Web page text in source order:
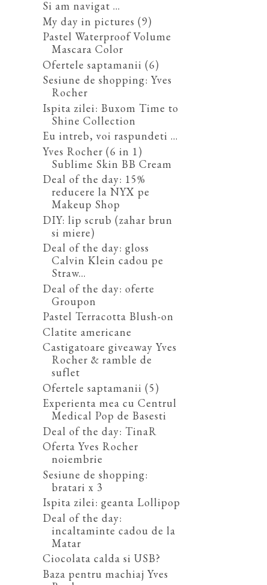
Si am navigat ...
My day in pictures (9)
Pastel Waterproof Volume
Mascara Color
Ofertele saptamanii (6)
Sesiune de shopping: Yves
Rocher
Ispita zilei: Buxom Time to
Shine Collection
Eu intreb, voi raspundeti ...
Yves Rocher (6 in 1)
Sublime Skin BB Cream
Deal of the day: 15%
reducere la NYX pe
Makeup Shop
DIY: lip scrub (zahar brun
si miere)
Deal of the day: gloss
Calvin Klein cadou pe
Straw...
Deal of the day: oferte
Groupon
Pastel Terracotta Blush-on
Clatite americane
Castigatoare giveaway Yves
Rocher & ramble de
suflet
Ofertele saptamanii (5)
Experienta mea cu Centrul
Medical Pop de Basesti
Deal of the day: TinaR
Oferta Yves Rocher
noiembrie
Sesiune de shopping:
bratari x 3
Ispita zilei: geanta Lollipop
Deal of the day:
incaltaminte cadou de la
Matar
Ciocolata calda si USB?
Baza pentru machiaj Yves